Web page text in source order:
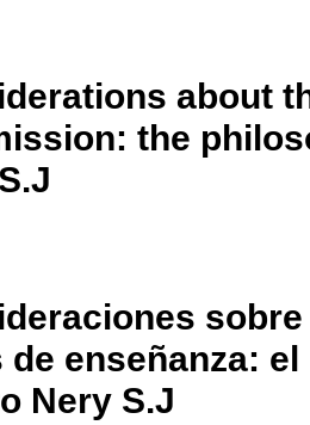
about
the
de enseñanza:
Nery S.J